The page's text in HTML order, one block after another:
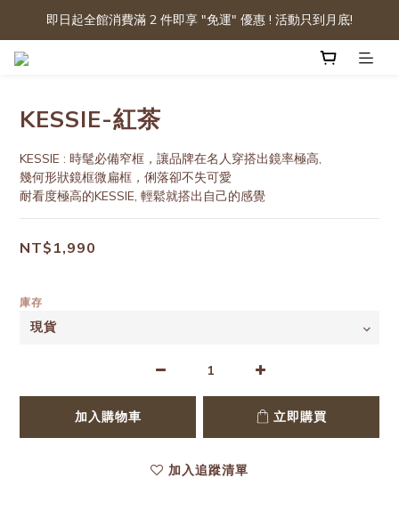
即日起全館消費滿 2 件即享 "免運" 優惠 ! 活動只到月底!
KESSIE-紅茶
KESSIE : 時髦必備窄框，讓品牌在名人穿搭出鏡率極高,
幾何形狀鏡框微扁框，俐落卻不失可愛
耐看度極高的KESSIE, 輕鬆就搭出自己的感覺
NT$1,990
庫存
加入購物車 立即購買
加入追蹤清單